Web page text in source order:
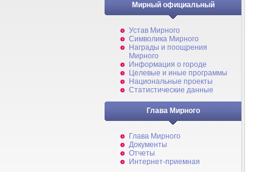
Мирный официальный
Устав Мирного
Символика Мирного
Награды и поощрения
Мирного
Информация о городе
Целевые и иные программы
Национальные проекты
Статистические данные
Глава Мирного
Глава Мирного
Документы
Отчеты
Интернет-приемная